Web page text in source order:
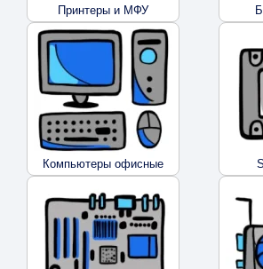
Принтеры и МФУ
Компьютеры офисные